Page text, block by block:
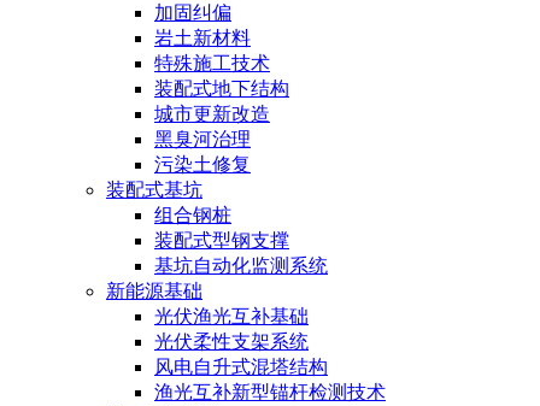
加固纠偏
岩土新材料
特殊施工技术
装配式地下结构
城市更新改造
黑臭河治理
污染土修复
装配式基坑
组合钢桩
装配式型钢支撑
基坑自动化监测系统
新能源基础
光伏渔光互补基础
光伏柔性支架系统
风电自升式混塔结构
渔光互补新型锚杆检测技术